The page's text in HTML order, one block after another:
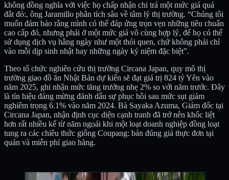
không đồng nghĩa với việc họ chấp nhận chi trả một mức giá quá
đắt đỏ:, ông Jaramillo phân tích sâu về tâm lý thị trường. “Chúng tôi
muốn đảm bảo rằng mình có thể đáp ứng trọn vẹn những tiêu chuẩn
cao cấp đó, nhưng phải ở một mức giá vô cùng hợp lý, để họ có thể
sử dụng dịch vụ hằng ngày như một thói quen, chứ không phải chỉ
vào mỗi dịp sinh nhật hay những ngày kỷ niệm đặc biệt”.
Theo tổ chức nghiên cứu thị trường Circana Japan, quy mô thị
trường giao đồ ăn Nhật Bản dự kiến sẽ đạt giá trị 824 tỷ Yên vào
năm 2025, ghi nhận mức tăng trưởng nhẹ 2% so với năm trước. Đây
là tín hiệu đáng mừng đánh dấu sự phục hồi sau mức sụt giảm
nghiêm trọng 6.1% vào năm 2024. Bà Sayaka Azuma, Giám đốc tại
Circana Japan, nhận định cục diện cạnh tranh đã trở nên khốc liệt
hơn rất nhiều kể từ năm ngoái khi một loạt doanh nghiệp đồng loạt
tung ra các chiêu thức giống Coupang: bán đúng giá thực đơn tại
quán và miễn phí giao hàng.